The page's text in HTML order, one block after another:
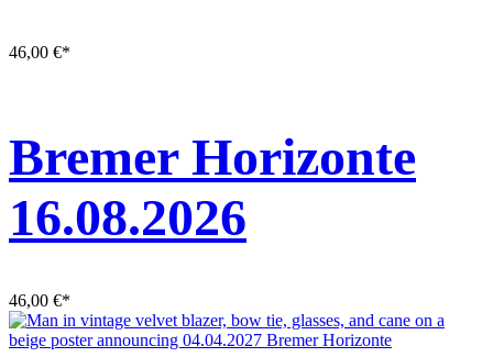
46,00 €*
Bremer Horizonte
16.08.2026
46,00 €*